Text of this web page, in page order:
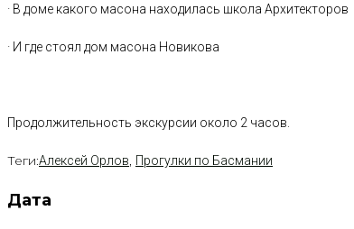
· В доме какого масона находилась школа Архитекторов
· И где стоял дом масона Новикова
Продолжительность экскурсии около 2 часов.
Теги:Алексей Орлов, Прогулки по Басмании
Дата